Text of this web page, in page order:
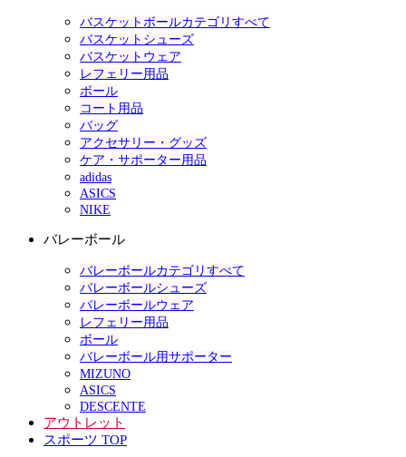
バスケットボールカテゴリすべて
バスケットシューズ
バスケットウェア
レフェリー用品
ボール
コート用品
バッグ
アクセサリー・グッズ
ケア・サポーター用品
adidas
ASICS
NIKE
バレーボール
バレーボールカテゴリすべて
バレーボールシューズ
バレーボールウェア
レフェリー用品
ボール
バレーボール用サポーター
MIZUNO
ASICS
DESCENTE
アウトレット
スポーツ TOP